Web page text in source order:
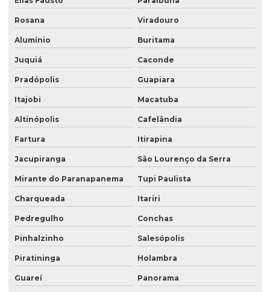
Terceirização de limpeza para condomínios
Terceirização de limpeza empresarial
Terceirização de zeladoria
Terceirizada de limpeza
Torre de monitoramento
Zelador terceirizado
Zeladoria condominial
Zeladoria de condomínios
Zeladoria e limpeza
Zeladoria predial
Zeladoria terceirização
Rosana Viradouro
Alumínio Buritama
Juquiá Caconde
Pradópolis Guapiara
Itajobi Macatuba
Altinópolis Cafelândia
Fartura Itirapina
Jacupiranga São Lourenço da Serra
Mirante do Paranapanema Tupi Paulista
Charqueada Itariri
Pedregulho Conchas
Pinhalzinho Salesópolis
Piratininga Holambra
Guareí Panorama